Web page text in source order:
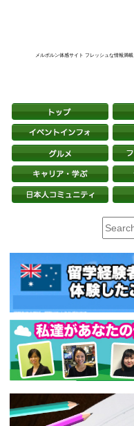
メルボルン体感サイト フレッシュな情報満載